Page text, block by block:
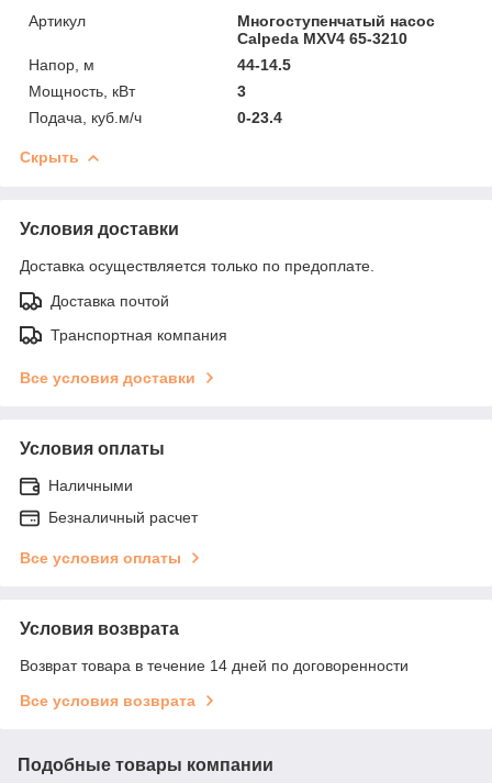
Артикул
Многоступенчатый насос
Calpeda MXV4 65-3210
Напор, м
44-14.5
Мощность, кВт
3
Подача, куб.м/ч
0-23.4
Скрыть
Условия доставки
Доставка осуществляется только по предоплате.
Доставка почтой
Транспортная компания
Все условия доставки
Условия оплаты
Наличными
Безналичный расчет
Все условия оплаты
Условия возврата
Возврат товара в течение 14 дней по договоренности
Все условия возврата
Подобные товары компании